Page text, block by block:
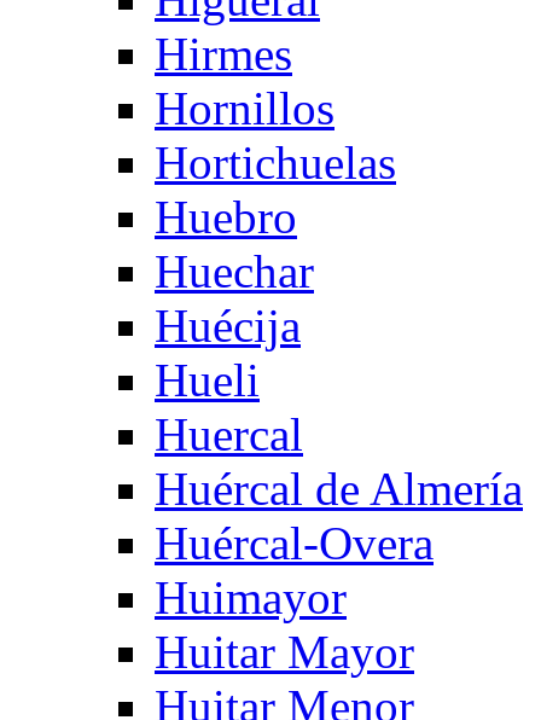
Hirmes
Hornillos
Hortichuelas
Huebro
Huechar
Huécija
Hueli
Huercal
Huércal de Almería
Huércal-Overa
Huimayor
Huitar Mayor
Huitar Menor